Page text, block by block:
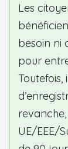
Les
besoin ni
pour
UE/EEE/